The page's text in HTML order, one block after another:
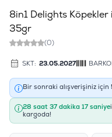
8in1 Delights
35gr
(0)
SKT: 23.05.2027
Bir sonraki alışverişiniz için
28 saat 37 dakika 17 saniye
kargoda!